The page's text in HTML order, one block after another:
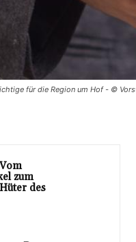
für die Region um Hof - ©
zum
des